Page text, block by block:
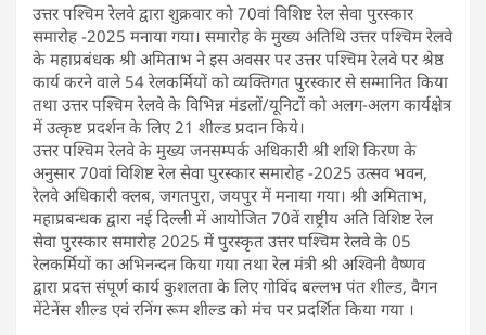
उत्तर पश्चिम रेलवे द्वारा शुक्रवार को 70वां विशिष्ट रेल सेवा पुरस्कार
समारोह -2025 मनाया गया। समारोह के मुख्य अतिथि उत्तर पश्चिम रेलवे
के महाप्रबंधक श्री अमिताभ ने इस अवसर पर उत्तर पश्चिम रेलवे पर श्रेष्ठ
कार्य करने वाले 54 रेलकर्मियों को व्यक्तिगत पुरस्कार से सम्मानित किया
तथा उत्तर पश्चिम रेलवे के विभिन्न मंडलों/यूनिटों को अलग-अलग कार्यक्षेत्र
में उत्कृष्ट प्रदर्शन के लिए 21 शील्ड प्रदान किये।
उत्तर पश्चिम रेलवे के मुख्य जनसम्पर्क अधिकारी श्री शशि किरण के
अनुसार 70वां विशिष्ट रेल सेवा पुरस्कार समारोह -2025 उत्सव भवन,
रेलवे अधिकारी क्लब, जगतपुरा, जयपुर में मनाया गया। श्री अमिताभ,
महाप्रबन्धक द्वारा नई दिल्ली में आयोजित 70वें राष्ट्रीय अति विशिष्ट रेल
सेवा पुरस्कार समारोह 2025 में पुरस्कृत उत्तर पश्चिम रेलवे के 05
रेलकर्मियों का अभिनन्दन किया गया तथा रेल मंत्री श्री अश्विनी वैष्णव
द्वारा प्रदत्त संपूर्ण कार्य कुशलता के लिए गोविंद बल्लभ पंत शील्ड, वैगन
मेंटेनेंस शील्ड एवं रनिंग रूम शील्ड को मंच पर प्रदर्शित किया गया ।